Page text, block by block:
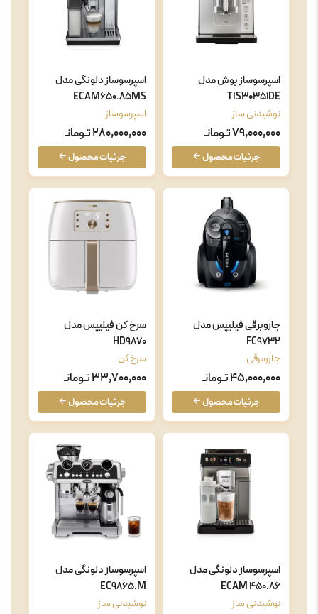
اسپرسوساز بوش مدل
TIS30351DE
نوشیدنی ساز
79,000,000 تـومانـ
جزئیات محصول
اسپرسوساز دلونگی مدل
ECAM650.85MS
اسپرسوساز
280,000,000 تـومانـ
جزئیات محصول
جاروبرقی فیلیپس مدل
FC9732
جاروبرقی
45,000,000 تـومانـ
جزئیات محصول
سرخ کن فیلیپس مدل
HD9870
سرخ کن
33,700,000 تـومانـ
جزئیات محصول
اسپرسوساز دلونگی مدل
ECAM 450.86
نوشیدنی ساز
اسپرسوساز دلونگی مدل
EC9865.M
نوشیدنی ساز